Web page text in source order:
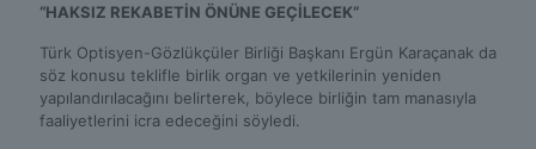
“HAKSIZ REKABETİN ÖNÜNE GEÇİLECEK”
Türk Optisyen-Gözlükçüler Birliği Başkanı Ergün Karaçanak da
söz konusu teklifle birlik organ ve yetkilerinin yeniden
yapılandırılacağını belirterek, böylece birliğin tam manasıyla
faaliyetlerini icra edeceğini söyledi.